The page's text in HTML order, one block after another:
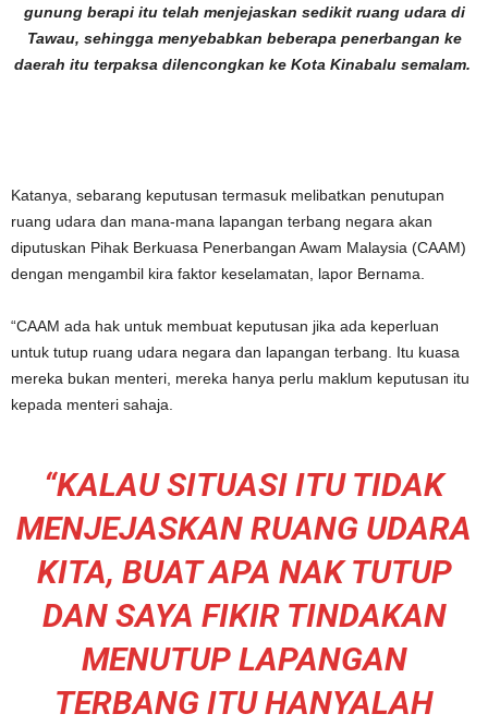
gunung berapi itu telah menjejaskan sedikit ruang udara di
Tawau, sehingga menyebabkan beberapa penerbangan ke
daerah itu terpaksa dilencongkan ke Kota Kinabalu semalam.
Katanya, sebarang keputusan termasuk melibatkan penutupan
ruang udara dan mana-mana lapangan terbang negara akan
diputuskan Pihak Berkuasa Penerbangan Awam Malaysia (CAAM)
dengan mengambil kira faktor keselamatan, lapor Bernama.
“CAAM ada hak untuk membuat keputusan jika ada keperluan
untuk tutup ruang udara negara dan lapangan terbang. Itu kuasa
mereka bukan menteri, mereka hanya perlu maklum keputusan itu
kepada menteri sahaja.
“KALAU SITUASI ITU TIDAK
MENJEJASKAN RUANG UDARA
KITA, BUAT APA NAK TUTUP
DAN SAYA FIKIR TINDAKAN
MENUTUP LAPANGAN
TERBANG ITU HANYALAH